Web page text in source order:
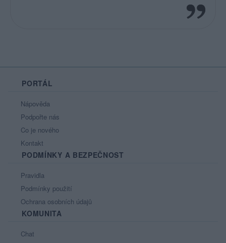
PORTÁL
Nápověda
Podpořte nás
Co je nového
Kontakt
PODMÍNKY A BEZPEČNOST
Pravidla
Podmínky použití
Ochrana osobních údajů
KOMUNITA
Chat